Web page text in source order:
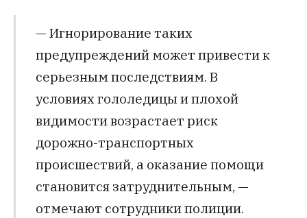
— Игнорирование таких
предупреждений может привести к
серьезным последствиям. В
условиях гололедицы и плохой
видимости возрастает риск
дорожно-транспортных
происшествий, а оказание помощи
становится затруднительным, —
отмечают сотрудники полиции.